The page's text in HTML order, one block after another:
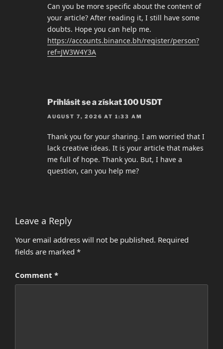
Can you be more specific about the content of
your article? After reading it, I still have some
doubts. Hope you can help me.
https://accounts.binance.bh/register/person?
ref=JW3W4Y3A
Prihlásit se a získat 100 USDT
AUGUST 7, 2026 AT 1:33 AM
Thank you for your sharing. I am worried that I
lack creative ideas. It is your article that makes
me full of hope. Thank you. But, I have a
question, can you help me?
Leave a Reply
Your email address will not be published. Required
fields are marked *
Comment *